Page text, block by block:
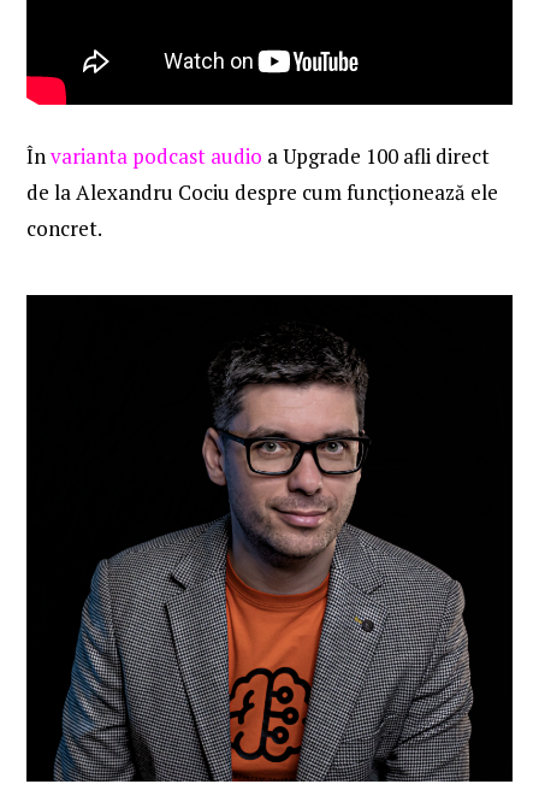
Învarianta podcast audio a Upgrade 100 afli direct
de la Alexandru Cociu despre cum funcționează ele
concret.